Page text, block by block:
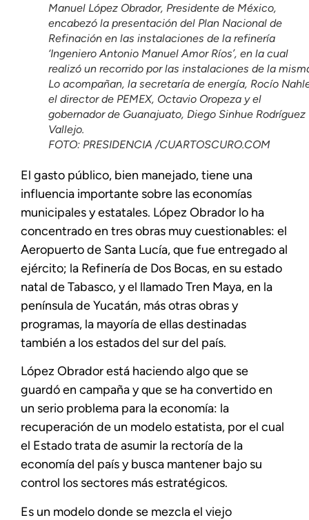
Manuel López Obrador, Presidente de México,
encabezó la presentación del Plan Nacional de
Refinación en las instalaciones de la refinería
‘Ingeniero Antonio Manuel Amor Ríos’, en la cual
realizó un recorrido por las instalaciones de la
Lo acompañan, la secretaría de energía, Rocío
el director de PEMEX, Octavio Oropeza y el
gobernador de Guanajuato, Diego Sinhue Rodríguez
Vallejo.
FOTO: PRESIDENCIA /CUARTOSCURO.COM
El gasto público, bien manejado, tiene una
influencia importante sobre las economías
municipales y estatales. López Obrador lo ha
concentrado en tres obras muy cuestionables: el
Aeropuerto de Santa Lucía, que fue entregado al
ejército; la Refinería de Dos Bocas, en su estado
natal de Tabasco, y el llamado Tren Maya, en la
península de Yucatán, más otras obras y
programas, la mayoría de ellas destinadas
también a los estados del sur del país.
López Obrador está haciendo algo que se
guardó en campaña y que se ha convertido en
un serio problema para la economía: la
recuperación de un modelo estatista, por el cual
el Estado trata de asumir la rectoría de la
economía del país y busca mantener bajo su
control los sectores más estratégicos.
Es un modelo donde se mezcla el viejo